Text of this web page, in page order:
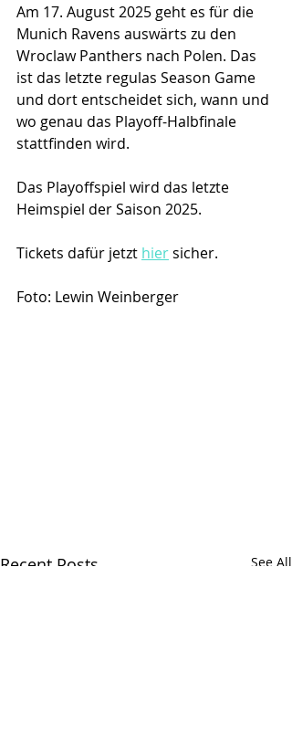
Am 17. August 2025 geht es für die
Munich Ravens auswärts zu den
Wroclaw Panthers nach Polen. Das
ist das letzte regulas Season Game
und dort entscheidet sich, wann und
wo genau das Playoff-Halbfinale
stattfinden wird.
Das Playoffspiel wird das letzte
Heimspiel der Saison 2025.
Tickets dafür jetzt hier sicher.
Foto: Lewin Weinberger
Recent Posts See All